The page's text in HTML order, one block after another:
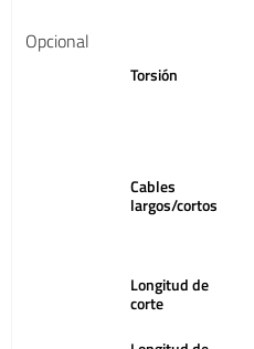
Opcional
Torsión
Cables
largos/cortos
Longitud de
corte